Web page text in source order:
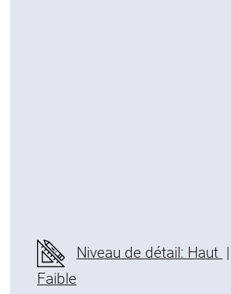
Niveau de détail: Haut |
Faible